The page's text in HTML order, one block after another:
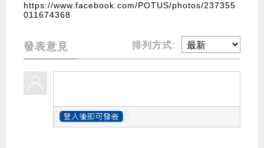
https://www.facebook.com/POTUS/photos/237355
011674368
發表意見 排列方式: